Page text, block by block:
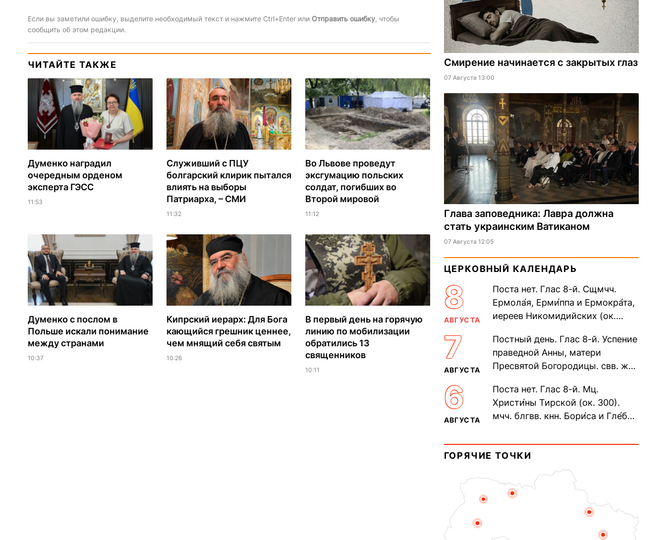
Если вы заметили ошибку, выделите необходимый текст и нажмите Ctrl+Enter или Отправить ошибку, чтобы
сообщить об этом редакции.
ЧИТАЙТЕ ТАКЖЕ
Думенко наградил
очередным орденом
эксперта ГЭСС
11:53
Служивший с ПЦУ
болгарский клирик пытался
влиять на выборы
Патриарха, – СМИ
11:32
Во Львове проведут
эксгумацию польских
солдат, погибших во
Второй мировой
11:12
Думенко с послом в
Польше искали понимание
между странами
10:37
Кипрский иерарх: Для Бога
кающийся грешник ценнее,
чем мнящий себя святым
10:26
В первый день на горячую
линию по мобилизации
обратились 13
священников
10:11
Смирение начинается с закрытых глаз
07 Августа 13:00
Глава заповедника: Лавра должна
стать украинским Ватиканом
07 Августа 12:05
ЦЕРКОВНЫЙ КАЛЕНДАРЬ
8
АВГУСТА
Поста нет. Глас 8-й. Сщмчч.
Ермола́я, Ерми́ппа и Ермокра́та,
иереев Никомидийских (ок.
Печерского, в Ближних
пещерах...
7
АВГУСТА
Постный день. Глас 8-й. Успение
праведной Анны, матери
Пресвятой Богородицы. свв. жен
прп. Евпракси́и девы,...
6
АВГУСТА
Поста нет. Глас 8-й. Мц.
Христи́ны Тирской (ок. 300).
мчч. блгвв. кнн. Бори́са и Гле́ба,
Дави́да (1015). Прп....
ГОРЯЧИЕ ТОЧКИ